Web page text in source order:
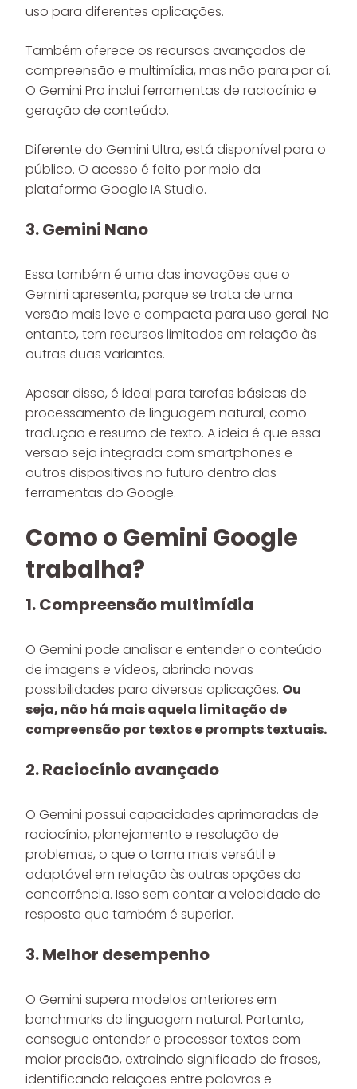
uso para diferentes aplicações.
Também oferece os recursos avançados de
compreensão e multimídia, mas não para por aí.
O Gemini Pro inclui ferramentas de raciocínio e
geração de conteúdo.
Diferente do Gemini Ultra, está disponível para o
público. O acesso é feito por meio da
plataforma Google IA Studio.
3. Gemini Nano
Essa também é uma das inovações que o
Gemini apresenta, porque se trata de uma
versão mais leve e compacta para uso geral. No
entanto, tem recursos limitados em relação às
outras duas variantes.
Apesar disso, é ideal para tarefas básicas de
processamento de linguagem natural, como
tradução e resumo de texto. A ideia é que essa
versão seja integrada com smartphones e
outros dispositivos no futuro dentro das
ferramentas do Google.
Como o Gemini Google
trabalha?
1. Compreensão multimídia
O Gemini pode analisar e entender o conteúdo
de imagens e vídeos, abrindo novas
possibilidades para diversas aplicações. Ou
seja, não há mais aquela limitação de
compreensão por textos e prompts textuais.
2. Raciocínio avançado
O Gemini possui capacidades aprimoradas de
raciocínio, planejamento e resolução de
problemas, o que o torna mais versátil e
adaptável em relação às outras opções da
concorrência. Isso sem contar a velocidade de
resposta que também é superior.
3. Melhor desempenho
O Gemini supera modelos anteriores em
benchmarks de linguagem natural. Portanto,
consegue entender e processar textos com
maior precisão, extraindo significado de frases,
identificando relações entre palavras e